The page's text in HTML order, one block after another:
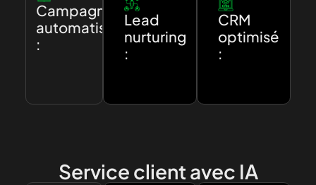
Campagnes
automatisées
:
Lead
nurturing
:
CRM
optimisé
:
Service client avec IA